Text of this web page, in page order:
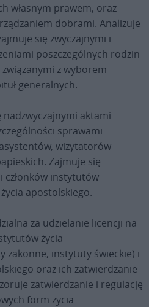
własnym prawem, oraz
dobrami. Analizuje
się zwyczajnymi i
poszczególnych rodzin
z wyborem
generalnych.
nadzwyczajnymi aktami
sprawami
wizytatorów
Zajmuje się
instytutów
apostolskiego.
za udzielanie licencji na
życia
zakonne, instytuty świeckie) i
oraz ich zatwierdzanie
zatwierdzanie i regulację
form życia